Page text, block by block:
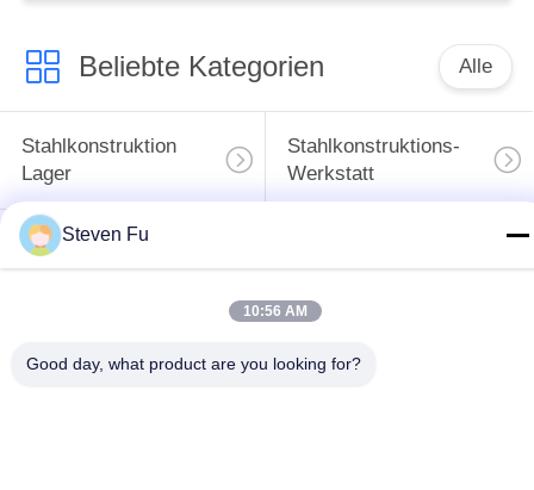
Beliebte Kategorien Alle
Stahlkonstruktion
Lager
Stahlkonstruktions-
Werkstatt
Stahlkonstruktionsbau
Vorfabrizierte
Gebäude
Steven Fu
10:56 AM
Good day, what product are you looking for?